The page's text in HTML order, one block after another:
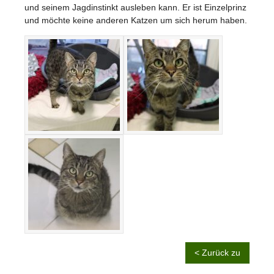
und seinem Jagdinstinkt ausleben kann. Er ist Einzelprinz
und möchte keine anderen Katzen um sich herum haben.
< Zurück zu